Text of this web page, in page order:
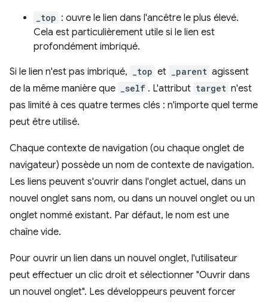
_top : ouvre le lien dans l'ancêtre le plus élevé.
Cela est particulièrement utile si le lien est
profondément imbriqué.
Si le lien n'est pas imbriqué, _top et _parent agissent
de la même manière que
_self . L'attribut target n'est
pas limité à ces quatre termes clés : n'importe quel terme
peut être utilisé.
Chaque contexte de navigation (ou chaque onglet de
navigateur) possède un nom de contexte de navigation.
Les liens peuvent s'ouvrir dans l'onglet actuel, dans un
nouvel onglet sans nom, ou dans un nouvel onglet ou un
onglet nommé existant. Par défaut, le nom est une
chaîne vide.
Pour ouvrir un lien dans un nouvel onglet, l'utilisateur
peut effectuer un clic droit et sélectionner "Ouvrir dans
un nouvel onglet". Les développeurs peuvent forcer